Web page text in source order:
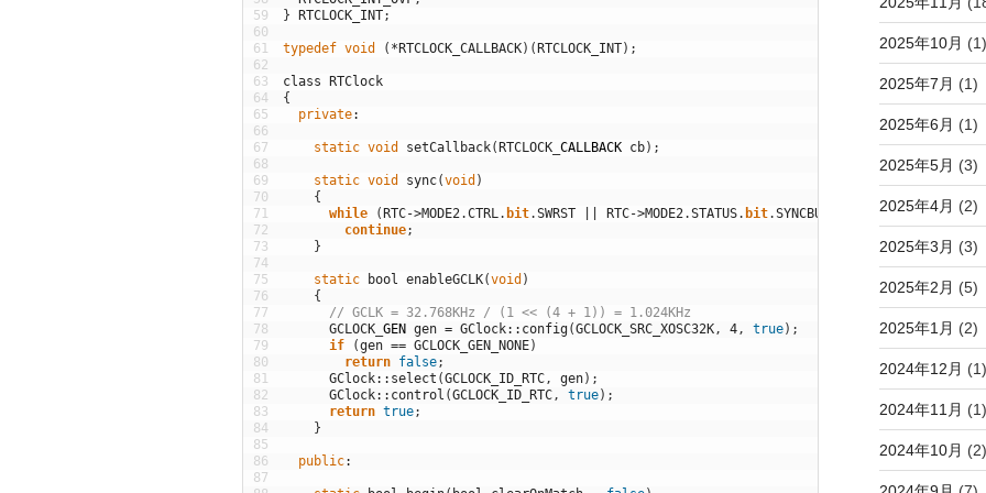
59
60
61
62
63
64
65
66
67
68
69
70
71
72
73
74
75
76
77
78
79
80
81
82
83
84
85
86
87
} RTCLOCK_INT;
typedef void ( *RTCLOCK_CALLBACK) (RTCLOCK_INT) ;
class RTClock
{
private:
static void setCallback(RTCLOCK CALLBACK cb) ;
static void sync(void )
{
while
(RTC->MODE2 .CTRL . bit.SWRST RTC->MODE2 .STATUS. bit.SYNCBUSY
continue;
}
static bool enableGCLK(void )
{
// GCLK = 32.768KHz / (1 << (4 + 1)) = 1.024KHz
GCLOCK GEN gen = GClock:: config(GCLOCK_SRC_XOSC32K , 4 , true) ;
if
(gen == GCLOCK_GEN_NONE)
return false;
GClock:: select (GCLOCK_ID_RTC , gen) ;
GClock:: control (GCLOCK_ID_RTC , true) ;
return true;
}
public:
2025年10月 (1)
2025年7月 (1)
2025年6月 (1)
2025年5月 (3)
2025年4月 (2)
2025年3月 (3)
2025年2月 (5)
2025年1月 (2)
2024年12月 (1)
2024年11月 (1)
2024年10月 (2)